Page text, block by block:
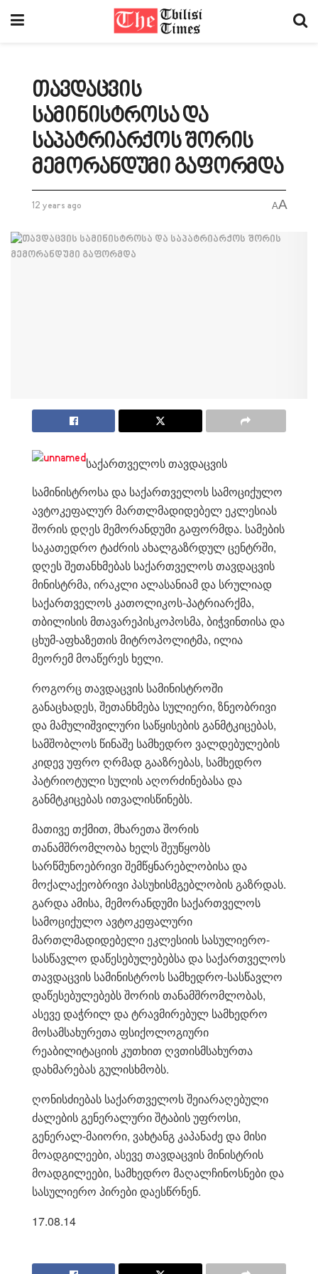
თავდაცვის
სამინისტროსა და
საპატრიარქოს შორის
მემორანდუმი გაფორმდა
12 years ago AA
საქართველოს თავდაცვის
სამინისტროსა და საქართველოს სამოციქულო
ავტოკეფალურ მართლმადიდებელ ეკლესიას
შორის დღეს მემორანდუმი გაფორმდა. სამების
საკათედრო ტაძრის ახალგაზრდულ ცენტრში,
დღეს შეთანხმებას საქართველოს თავდაცვის
მინისტრმა, ირაკლი ალასანიამ და სრულიად
საქართველოს კათოლიკოს-პატრიარქმა,
თბილისის მთავარეპისკოპოსმა, ბიჭვინთისა და
ცხუმ-აფხაზეთის მიტროპოლიტმა, ილია
მეორემ მოაწერეს ხელი.
როგორც თავდაცვის სამინისტროში
განაცხადეს, შეთანხმება სულიერი, ზნეობრივი
და მამულიშვილური საწყისების განმტკიცებას,
სამშობლოს წინაშე სამხედრო ვალდებულების
კიდევ უფრო ღრმად გააზრებას, სამხედრო
პატრიოტული სულის აღორძინებასა და
განმტკიცებას ითვალისწინებს.
მათივე თქმით, მხარეთა შორის
თანამშრომლობა ხელს შეუწყობს
სარწმუნოებრივი შემწყნარებლობისა და
მოქალაქეობრივი პასუხისმგებლობის გაზრდას.
გარდა ამისა, მემორანდუმი საქართველოს
სამოციქულო ავტოკეფალური
მართლმადიდებელი ეკლესიის სასულიერო-
სასწავლო დაწესებულებებსა და საქართველოს
თავდაცვის სამინისტროს სამხედრო-სასწავლო
დაწესებულებებს შორის თანამშრომლობას,
ასევე დაჭრილ და ტრავმირებულ სამხედრო
მოსამსახურეთა ფსიქოლოგიური
რეაბილიტაციის კუთხით ღვთისმსახურთა
დახმარებას გულისხმობს.
ღონისძიებას საქართველოს შეიარაღებული
ძალების გენერალური შტაბის უფროსი,
გენერალ-მაიორი, ვახტანგ კაპანაძე და მისი
მოადგილეები, ასევე თავდაცვის მინისტრის
მოადგილეები, სამხედრო მაღალჩინოსნები და
სასულიერო პირები დაესწრნენ.
17.08.14